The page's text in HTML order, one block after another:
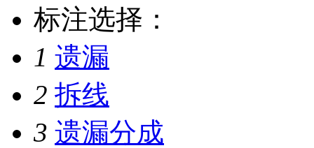
标注选择：
1 遗漏
2 拆线
3 遗漏分成